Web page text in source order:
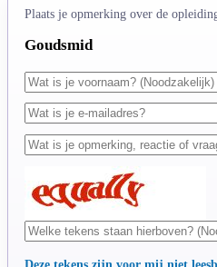
Plaats je opmerking over de
Goudsmid
Deze tekens zijn voor mij niet